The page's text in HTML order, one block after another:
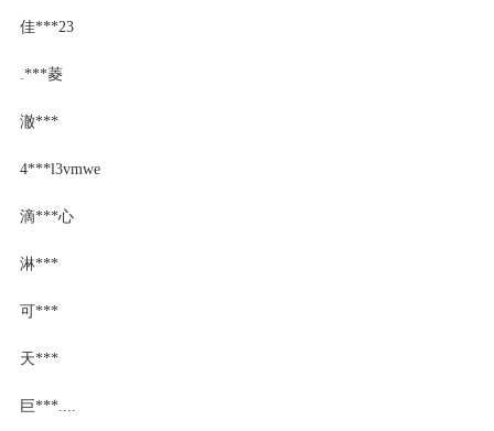
佳***23
.***菱
澈***
4***l3vmwe
滴***心
淋***
可***
天***
巨***....